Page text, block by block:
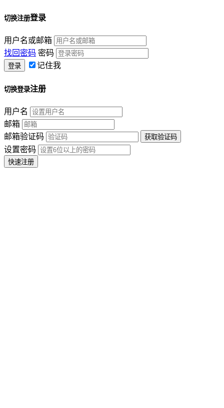
切换注册登录
用户名或邮箱
找回密码 密码
记住我
切换登录注册
用户名
邮箱
邮箱验证码
设置密码